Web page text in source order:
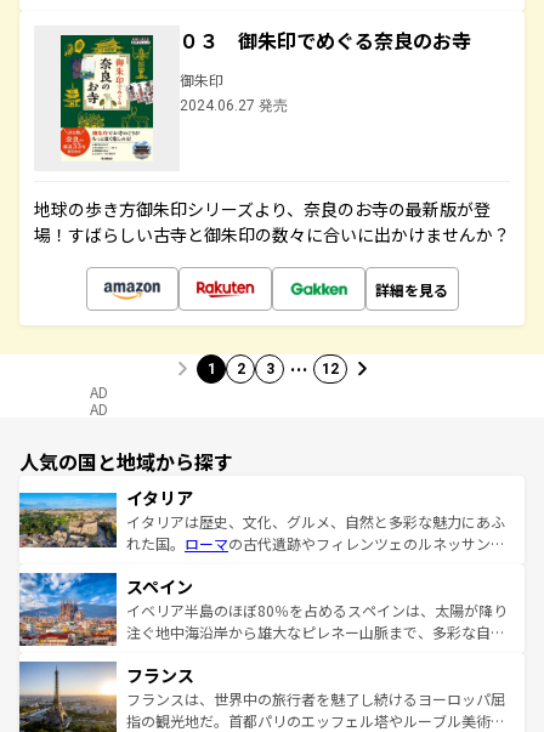
０３ 御朱印でめぐる奈良のお寺
御朱印
2024.06.27 発売
地球の歩き方御朱印シリーズより、奈良のお寺の最新版が登
場！すばらしい古寺と御朱印の数々に合いに出かけませんか？
詳細を見る
1 2 3 … 12
AD
AD
人気の国と地域から探す
イタリア
イタリアは歴史、文化、グルメ、自然と多彩な魅力にあふ
れた国。 ローマの古代遺跡やフィレンツェのルネッサンス
ろん、トスカーナの美しい田園風景やアマルフィ海岸の絶
景など、自然景観も見逃せない。観光の合間には、本場の
ピザやパスタなど、絶品のイタリア料理を堪能することも
ませてくれるイタリアで、忘れられない旅をしてみよう！
なお、新着のイタリア情報はコンテンツ一覧 を参照してほ
しい。
スペイン
イベリア半島のほぼ80％を占めるスペインは、太陽が降り
注ぐ地中海沿岸から雄大なピレネー山脈まで、多彩な自然
文化が根付くこの国では、情熱的なフラメンコ、熱気あふ
れる闘牛、そして美味しいタパスが生活の一部となってい
る。首都マドリードの洗練された雰囲気や、バルセロナの
フランス
フランスは、世界中の旅行者を魅了し続けるヨーロッパ屈
指の観光地だ。首都パリのエッフェル塔やルーブル美術館